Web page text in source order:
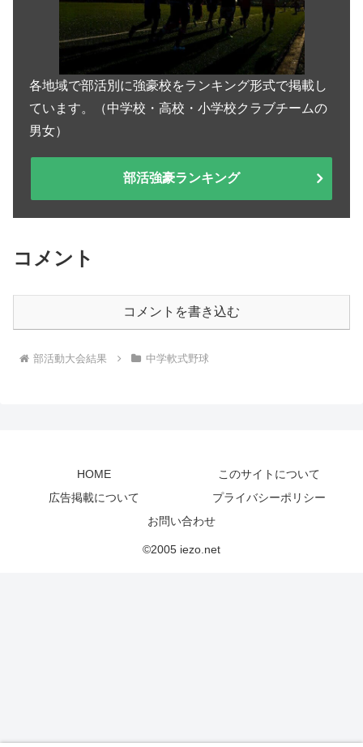
各地域で部活別に強豪校をランキング形式で掲載し
ています。（中学校・高校・小学校クラブチームの
男女）
部活強豪ランキング
コメント
コメントを書き込む
部活動大会結果 中学軟式野球
HOME
このサイトについて
広告掲載について
プライバシーポリシー
お問い合わせ
©2005 iezo.net